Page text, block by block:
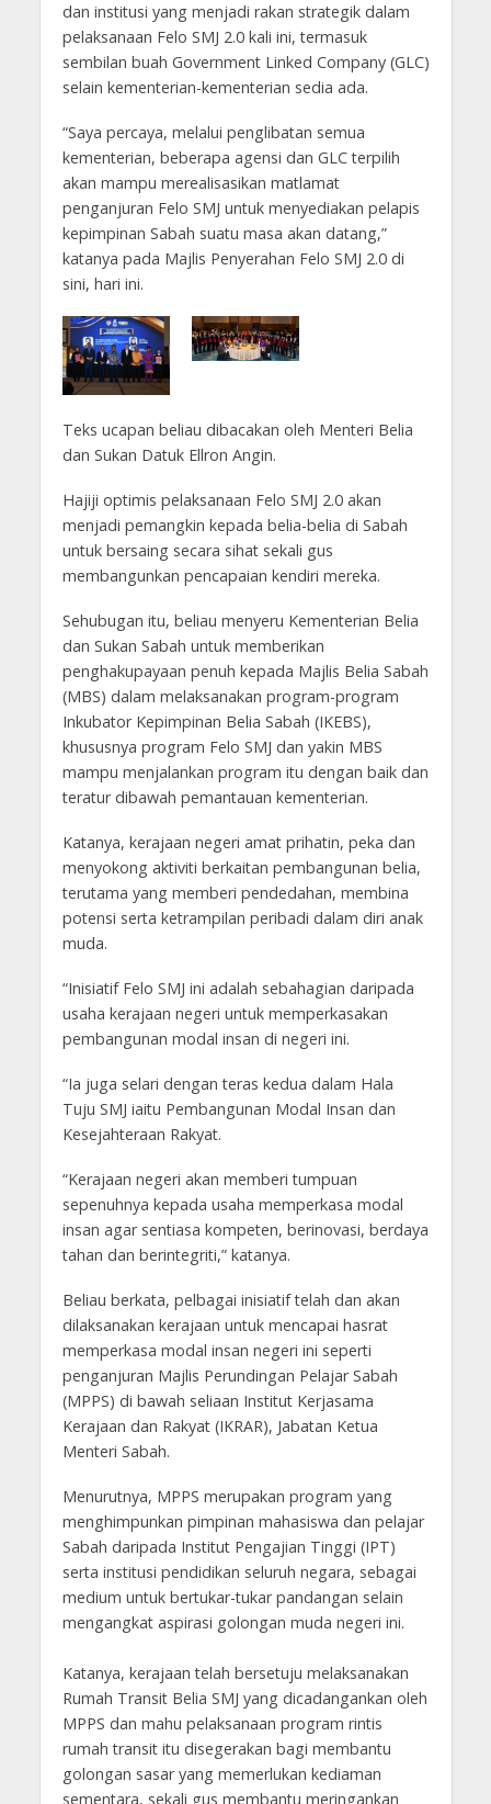
dan institusi yang menjadi rakan strategik dalam
pelaksanaan Felo SMJ 2.0 kali ini, termasuk
sembilan buah Government Linked Company (GLC)
selain kementerian-kementerian sedia ada.
“Saya percaya, melalui penglibatan semua
kementerian, beberapa agensi dan GLC terpilih
akan mampu merealisasikan matlamat
penganjuran Felo SMJ untuk menyediakan pelapis
kepimpinan Sabah suatu masa akan datang,”
katanya pada Majlis Penyerahan Felo SMJ 2.0 di
sini, hari ini.
Teks ucapan beliau dibacakan oleh Menteri Belia
dan Sukan Datuk Ellron Angin.
Hajiji optimis pelaksanaan Felo SMJ 2.0 akan
menjadi pemangkin kepada belia-belia di Sabah
untuk bersaing secara sihat sekali gus
membangunkan pencapaian kendiri mereka.
Sehubugan itu, beliau menyeru Kementerian Belia
dan Sukan Sabah untuk memberikan
penghakupayaan penuh kepada Majlis Belia Sabah
(MBS) dalam melaksanakan program-program
Inkubator Kepimpinan Belia Sabah (IKEBS),
khususnya program Felo SMJ dan yakin MBS
mampu menjalankan program itu dengan baik dan
teratur dibawah pemantauan kementerian.
Katanya, kerajaan negeri amat prihatin, peka dan
menyokong aktiviti berkaitan pembangunan belia,
terutama yang memberi pendedahan, membina
potensi serta ketrampilan peribadi dalam diri anak
muda.
“Inisiatif Felo SMJ ini adalah sebahagian daripada
usaha kerajaan negeri untuk memperkasakan
pembangunan modal insan di negeri ini.
“Ia juga selari dengan teras kedua dalam Hala
Tuju SMJ iaitu Pembangunan Modal Insan dan
Kesejahteraan Rakyat.
“Kerajaan negeri akan memberi tumpuan
sepenuhnya kepada usaha memperkasa modal
insan agar sentiasa kompeten, berinovasi, berdaya
tahan dan berintegriti,” katanya.
Beliau berkata, pelbagai inisiatif telah dan akan
dilaksanakan kerajaan untuk mencapai hasrat
memperkasa modal insan negeri ini seperti
penganjuran Majlis Perundingan Pelajar Sabah
(MPPS) di bawah seliaan Institut Kerjasama
Kerajaan dan Rakyat (IKRAR), Jabatan Ketua
Menteri Sabah.
Menurutnya, MPPS merupakan program yang
menghimpunkan pimpinan mahasiswa dan pelajar
Sabah daripada Institut Pengajian Tinggi (IPT)
serta institusi pendidikan seluruh negara, sebagai
medium untuk bertukar-tukar pandangan selain
mengangkat aspirasi golongan muda negeri ini.
Katanya, kerajaan telah bersetuju melaksanakan
Rumah Transit Belia SMJ yang dicadangankan oleh
MPPS dan mahu pelaksanaan program rintis
rumah transit itu disegerakan bagi membantu
golongan sasar yang memerlukan kediaman
sementara, sekali gus membantu meringankan